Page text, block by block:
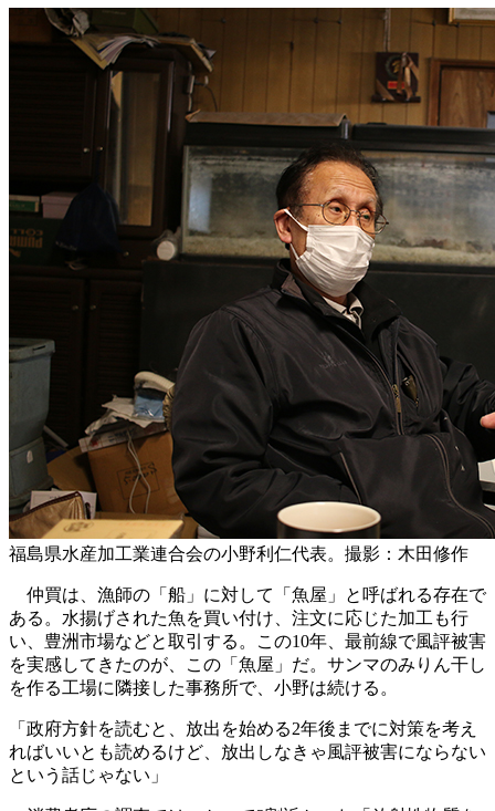
福島県水産加工業連合会の小野利仁代表。撮影：木田修作
仲買は、漁師の「船」に対して「魚屋」と呼ばれる存在で
ある。水揚げされた魚を買い付け、注文に応じた加工も行
い、豊洲市場などと取引する。この10年、最前線で風評被害
を実感してきたのが、この「魚屋」だ。サンマのみりん干し
を作る工場に隣接した事務所で、小野は続ける。
「政府方針を読むと、放出を始める2年後までに対策を考え
ればいいとも読めるけど、放出しなきゃ風評被害にならない
という話じゃない」